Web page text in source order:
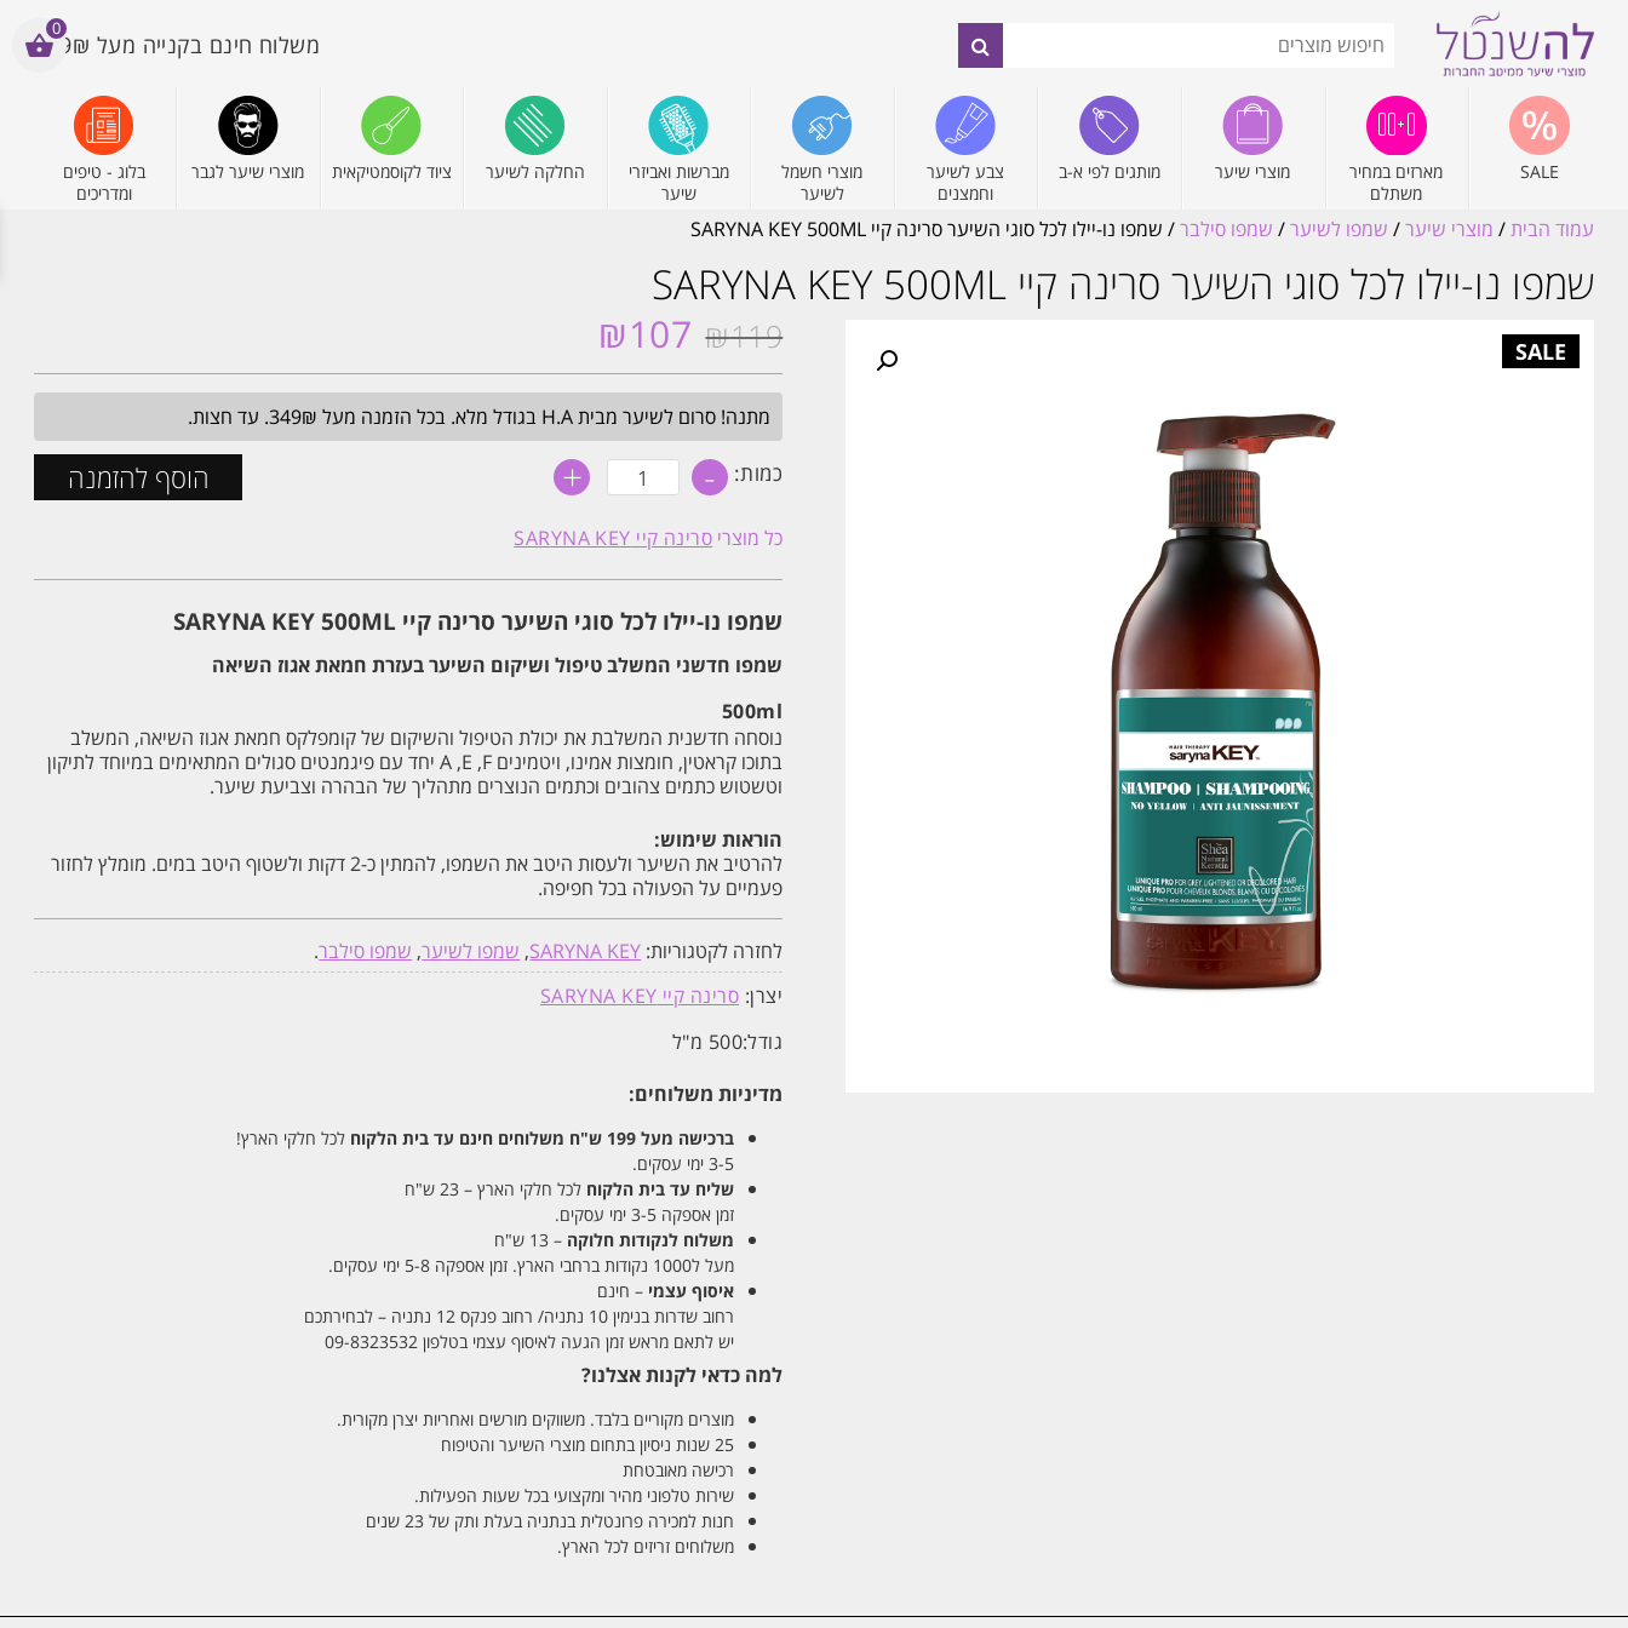
משלוח חינם בקנייה מעל 199₪
SALE
מארזים במחיר
משתלם
מוצרי שיער מותגים לפי א-ב
צבע לשיער
וחמצנים
מוצרי חשמל
לשיער
מברשות ואביזרי
שיער
החלקה לשיער ציוד לקוסמטיקאית מוצרי שיער לגבר
בלוג - טיפים
ומדריכים
עמוד הבית/ מוצרי שיער/ שמפו לשיער/ שמפו סילבר/ שמפו נו-יילו לכל סוגי השיער סרינה קיי SARYNA KEY 500ML
שמפו נו-יילו לכל סוגי השיער סרינה קיי SARYNA KEY 500ML
₪119
המחיר
היה:
₪119.
₪107
הוא:
₪107.מתנה! סרום לשיער מבית H.A בגודל מלא. בכל הזמנה מעל 349₪. עד חצות.
כמות: - כמות
של
נו-יילו
לכל
השיער
קיי
KEY
500ML
+ הוסף להזמנה
כל מוצרי סרינה קיי SARYNA KEY
שמפו נו-יילו לכל סוגי השיער סרינה קיי SARYNA KEY 500ML
שמפו חדשני המשלב טיפול ושיקום השיער בעזרת חמאת אגוז השיאה
500ml
נוסחה חדשנית המשלבת את יכולת הטיפול והשיקום של קומפלקס חמאת אגוז השיאה, המשלב
בתוכו קראטין, חומצות אמינו, ויטמינים A ,E ,F יחד עם פיגמנטים סגולים המתאימים במיוחד לתיקון
וטשטוש כתמים צהובים וכתמים הנוצרים מתהליך של הבהרה וצביעת שיער.
הוראות שימוש:
להרטיב את השיער ולעסות היטב את השמפו, להמתין כ-2 דקות ולשטוף היטב במים. מומלץ לחזור
פעמיים על הפעולה בכל חפיפה.
לחזרה לקטגוריות: SARYNA KEY
, שמפו לשיער, שמפו סילבר.
יצרן: סרינה קיי SARYNA KEY
גודל:500 מ"ל
מדיניות משלוחים:
ברכישה מעל 199 ש"ח משלוחים חינם עד בית הלקוח לכל חלקי הארץ!
3-5 ימי עסקים.
שליח עד בית הלקוח לכל חלקי הארץ – 23 ש"ח
זמן אספקה 3-5 ימי עסקים.
משלוח לנקודות חלוקה – 13 ש"ח
מעל ל1000 נקודות ברחבי הארץ. זמן אספקה 5-8 ימי עסקים.
איסוף עצמי – חינם
רחוב שדרות בנימין 10 נתניה/ רחוב פנקס 12 נתניה – לבחירתכם
יש לתאם מראש זמן הגעה לאיסוף עצמי בטלפון 09-8323532
למה כדאי לקנות אצלנו?
מוצרים מקוריים בלבד. משווקים מורשים ואחריות יצרן מקורית.
25 שנות ניסיון בתחום מוצרי השיער והטיפוח
רכישה מאובטחת
שירות טלפוני מהיר ומקצועי בכל שעות הפעילות.
חנות למכירה פרונטלית בנתניה בעלת ותק של 23 שנים
משלוחים זריזים לכל הארץ.
0